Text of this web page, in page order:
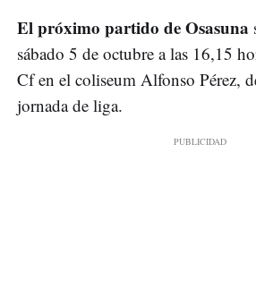
El próximo partido de Osasuna
sábado 5 de octubre a las 16,15
Cf en el coliseum Alfonso Pérez,
jornada de liga.